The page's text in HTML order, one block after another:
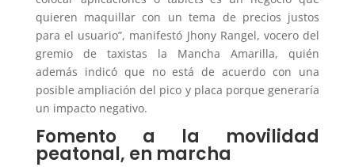
quieren maquillar con un tema de precios justos
para el usuario”, manifestó Jhony Rangel, vocero del
gremio de taxistas la Mancha Amarilla, quién
además indicó que no está de acuerdo con una
posible ampliación del pico y placa porque generaría
un impacto negativo.
Fomento a la movilidad
peatonal, en marcha